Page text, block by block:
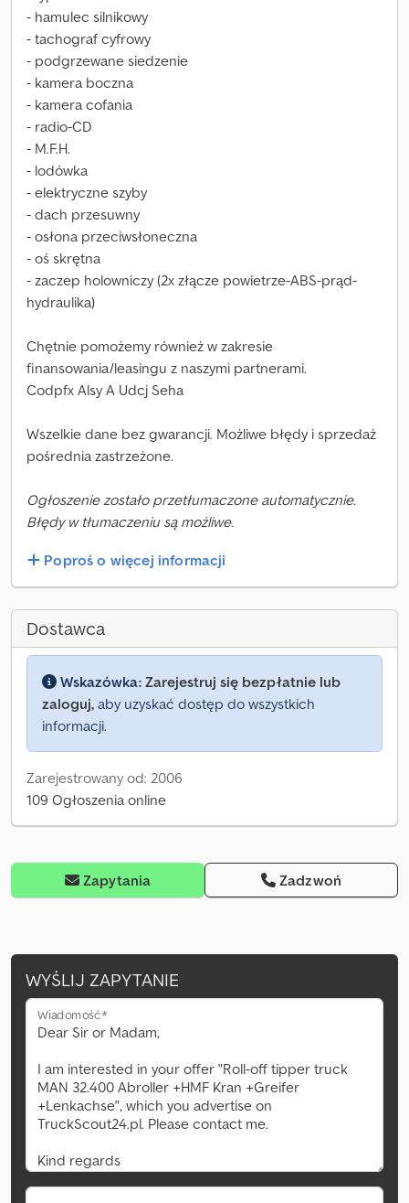
- hamulec silnikowy
- tachograf cyfrowy
- podgrzewane siedzenie
- kamera boczna
- kamera cofania
- radio-CD
- M.F.H.
- lodówka
- elektryczne szyby
- dach przesuwny
- osłona przeciwsłoneczna
- oś skrętna
- zaczep holowniczy (2x złącze powietrze-ABS-prąd-
hydraulika)
Chętnie pomożemy również w zakresie
finansowania/leasingu z naszymi partnerami.
Codpfx Alsy A Udcj Seha
Wszelkie dane bez gwarancji. Możliwe błędy i sprzedaż
pośrednia zastrzeżone.
Ogłoszenie zostało przetłumaczone automatycznie.
Błędy w tłumaczeniu są możliwe.
Poproś o więcej informacji
Dostawca
Wskazówka: Zarejestruj się bezpłatnie lub
zaloguj, aby uzyskać dostęp do wszystkich
informacji.
Zarejestrowany od: 2006
109 Ogłoszenia online
Zapytania Zadzwoń
WYŚLIJ ZAPYTANIE
Wiadomość*